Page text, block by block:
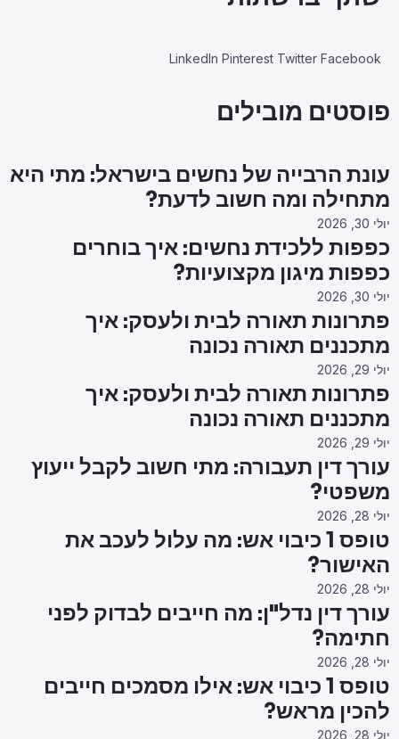
Facebook
Twitter
Pinterest
LinkedIn
פוסטים מובילים
עונת הרבייה של נחשים בישראל: מתי היא
מתחילה ומה חשוב לדעת?
יולי 30, 2026
כפפות ללכידת נחשים: איך בוחרים
כפפות מיגון מקצועיות?
יולי 30, 2026
פתרונות תאורה לבית ולעסק: איך
מתכננים תאורה נכונה
יולי 29, 2026
פתרונות תאורה לבית ולעסק: איך
מתכננים תאורה נכונה
יולי 29, 2026
עורך דין תעבורה: מתי חשוב לקבל ייעוץ
משפטי?
יולי 28, 2026
טופס 1 כיבוי אש: מה עלול לעכב את
האישור?
יולי 28, 2026
עורך דין נדל"ן: מה חייבים לבדוק לפני
חתימה?
יולי 28, 2026
טופס 1 כיבוי אש: אילו מסמכים חייבים
להכין מראש?
יולי 28, 2026